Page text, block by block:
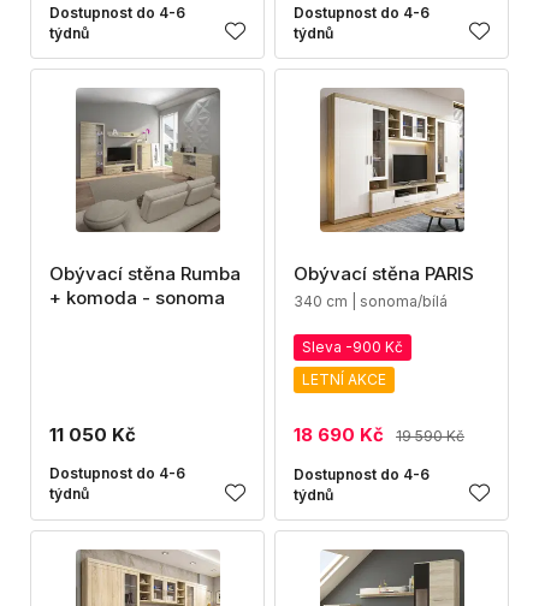
Dostupnost do 4-6
týdnů
Dostupnost do 4-6
týdnů
Obývací stěna Rumba
+ komoda - sonoma
11 050 Kč
Dostupnost do 4-6
týdnů
Obývací stěna PARIS
340 cm | sonoma/bílá
Sleva -900 Kč
LETNÍ AKCE
18 690 Kč 19 590 Kč
Dostupnost do 4-6
týdnů